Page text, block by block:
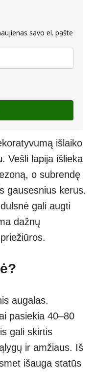
savo el. pašte
išlaiko
Vešli lapija išlieka
o subrendę
gausesnius kerus.
gali augti
dažnų
augalas.
pasiekia 40–80
gali skirtis
ir amžiaus. Iš
išauga statūs